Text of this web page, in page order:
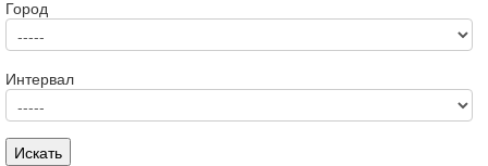
Город
Интервал